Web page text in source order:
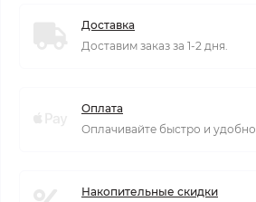
Доставка
Доставим заказ за 1-2 дня.
Оплата
Оплачивайте быстро и удобно
Накопительные скидки